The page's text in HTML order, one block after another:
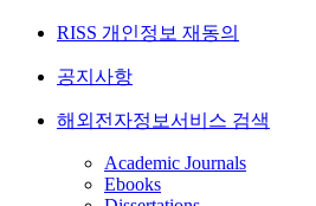
RISS 개인정보 재동의
공지사항
해외전자정보서비스 검색
Academic Journals
Ebooks